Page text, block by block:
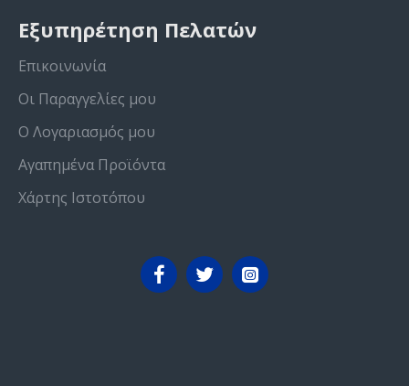
Εξυπηρέτηση Πελατών
Επικοινωνία
Οι Παραγγελίες μου
Ο Λογαριασμός μου
Αγαπημένα Προϊόντα
Χάρτης Ιστοτόπου